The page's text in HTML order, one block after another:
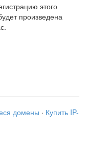
этого
произведена
домены · Купить IP-